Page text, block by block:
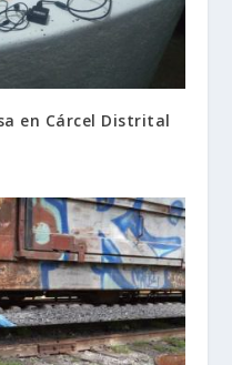
en Cárcel Distrital